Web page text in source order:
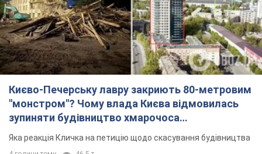
Армія РФ знищила підприємство Kromberg &
Schubert у Житомирі. Фото
Коли поновить роботу підприємство, наразі невідомо
годину тому 6,1 т.
МЗС Болгарії викликало українського посла
через інцидент із дроном: що сталося
Бесіда відбудеться 10 серпня